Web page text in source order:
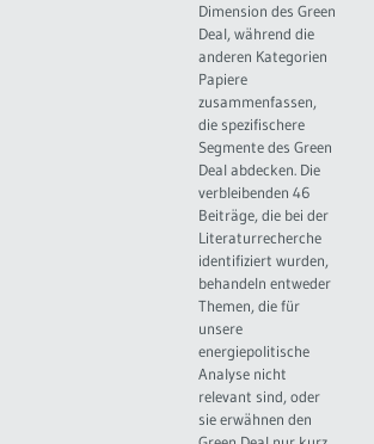
Dimension des Green
Deal, während die
anderen Kategorien
Papiere
zusammenfassen,
die spezifischere
Segmente des Green
Deal abdecken. Die
verbleibenden 46
Beiträge, die bei der
Literaturrecherche
identifiziert wurden,
behandeln entweder
Themen, die für
unsere
energiepolitische
Analyse nicht
relevant sind, oder
sie erwähnen den